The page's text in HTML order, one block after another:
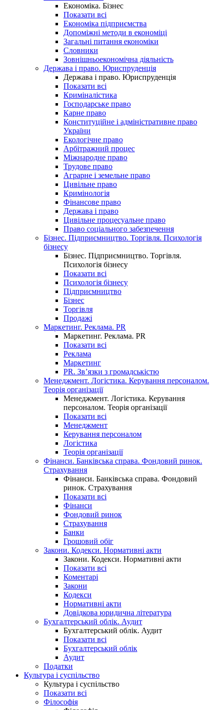
Економіка. Бізнес
Показати всі
Економіка підприємства
Допоміжні методи в економіці
Загальні питання економіки
Словники
Зовнішньоекономічна діяльність
Держава і право. Юриспруденція
Держава і право. Юриспруденція
Показати всі
Криміналістика
Господарське право
Карне право
Конституційне і адміністративне право
України
Екологічне право
Арбітражний процес
Міжнародне право
Трудове право
Аграрне і земельне право
Цивільне право
Кримінологія
Фінансове право
Держава і право
Цивільне процесуальне право
Право соціального забезпечення
Бізнес. Підприємництво. Торгівля. Психологія
бізнесу
Бізнес. Підприємництво. Торгівля.
Психологія бізнесу
Показати всі
Психологія бізнесу
Підприємництво
Бізнес
Торгівля
Продажі
Маркетинг. Реклама. PR
Маркетинг. Реклама. PR
Показати всі
Реклама
Маркетинг
PR. Зв’язки з громадськістю
Менеджмент. Логістика. Керування персоналом.
Теорія організації
Менеджмент. Логістика. Керування
персоналом. Теорія організації
Показати всі
Менеджмент
Керування персоналом
Логістика
Теорія організації
Фінанси. Банківська справа. Фондовий ринок.
Страхування
Фінанси. Банківська справа. Фондовий
ринок. Страхування
Показати всі
Фінанси
Фондовий ринок
Страхування
Банки
Грошовий обіг
Закони. Кодекси. Нормативні акти
Закони. Кодекси. Нормативні акти
Показати всі
Коментарі
Закони
Кодекси
Нормативні акти
Довідкова юридична література
Бухгалтерський облік. Аудит
Бухгалтерський облік. Аудит
Показати всі
Бухгалтерський облік
Аудит
Податки
Культура і суспільство
Культура і суспільство
Показати всі
Філософія